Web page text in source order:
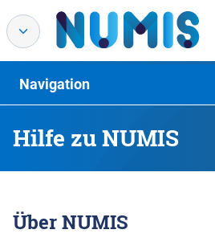
Hilfe zu NUMIS
Navigation
Über NUMIS